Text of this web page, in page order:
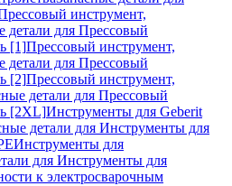
инструмент,
детали для Прессовый
[1]Прессовый инструмент,
детали для Прессовый
[2]Прессовый инструмент,
детали для Прессовый
[2XL]Инструменты для Geberit
детали для Инструменты для
Инструменты для
для Инструменты для
к электросварочным